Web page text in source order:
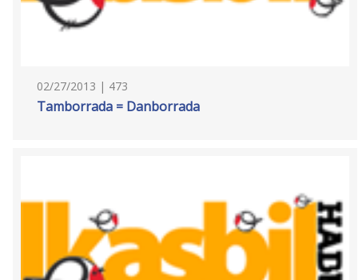
02/27/2013 | 473
Tamborrada = Danborrada